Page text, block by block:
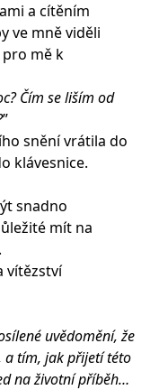
a cítěním
ve mně viděli
mě k
Čím se liším od
”
snění vrátila do
klávesnice.
snadno
mít na
vítězství
uvědomění, že
a tím, jak přijetí této
na životní příběh…